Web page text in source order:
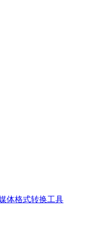
体格式转换工具